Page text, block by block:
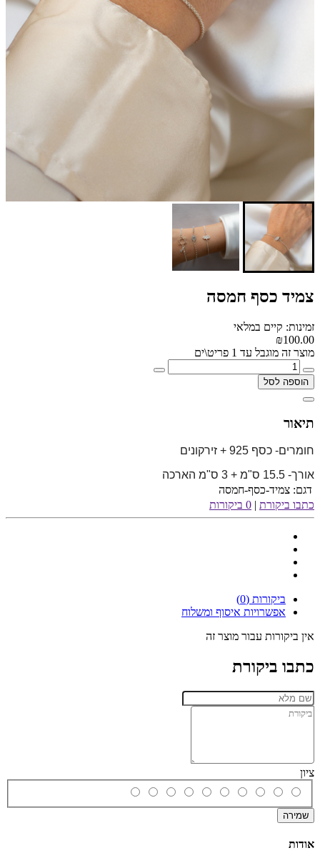
צמיד כסף חמסה
זמינות: קיים במלאי
₪100.00
מוצר זה מוגבל עד 1 פריט\ים
הוספה לסל
תיאור
חומרים- כסף 925 + זירקונים
אורך- 15.5 ס"מ + 3 ס"מ הארכה
דגם: צמיד-כסף-חמסה
כתבו ביקורת | 0 ביקורות
ביקורות (0)
אפשרויות איסוף ומשלוח
אין ביקורות עבור מוצר זה
כתבו ביקורת
ציון
שמירה
אודות